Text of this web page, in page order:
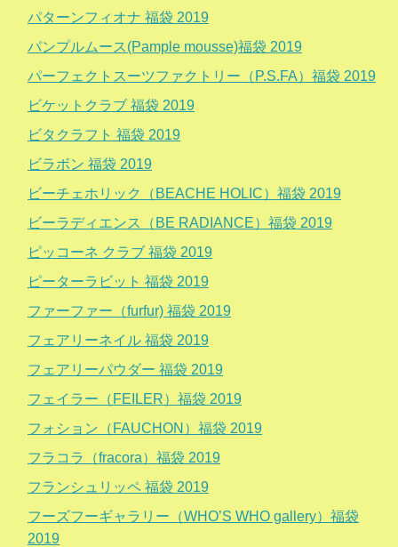
パターンフィオナ 福袋 2019
パンプルムース(Pample mousse)福袋 2019
パーフェクトスーツファクトリー（P.S.FA）福袋 2019
ビケットクラブ 福袋 2019
ビタクラフト 福袋 2019
ビラボン 福袋 2019
ビーチェホリック（BEACHE HOLIC）福袋 2019
ビーラディエンス（BE RADIANCE）福袋 2019
ピッコーネ クラブ 福袋 2019
ピーターラビット 福袋 2019
ファーファー（furfur) 福袋 2019
フェアリーネイル 福袋 2019
フェアリーパウダー 福袋 2019
フェイラー（FEILER）福袋 2019
フォション（FAUCHON）福袋 2019
フラコラ（fracora）福袋 2019
フランシュリッペ 福袋 2019
フーズフーギャラリー（WHO’S WHO gallery）福袋
2019